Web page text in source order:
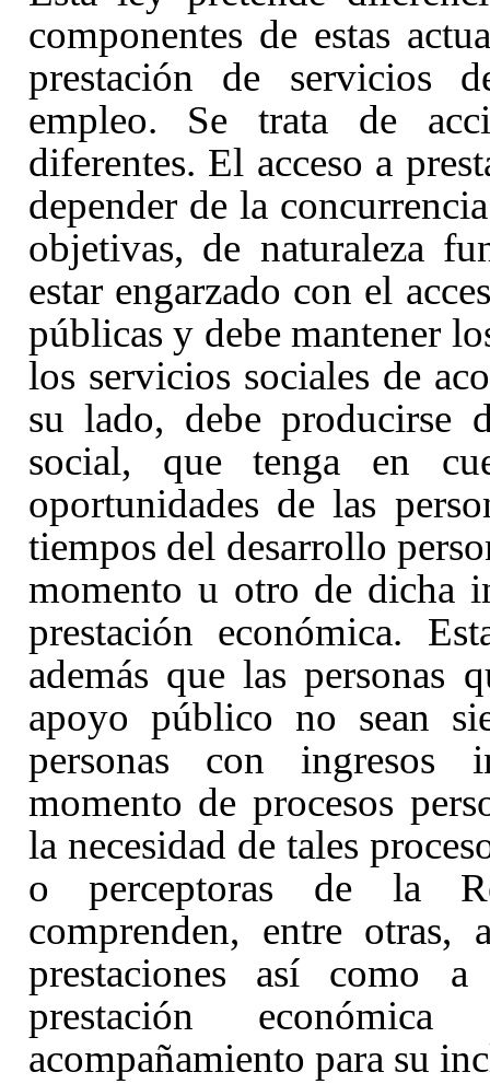
componentes de estas
prestación de servicios
empleo. Se trata de
diferentes. El acceso a
depender de la
objetivas, de naturaleza
estar engarzado con el
públicas y debe mantener
los servicios sociales de
su lado, debe producirse
social, que tenga en
oportunidades de las
tiempos del desarrollo
momento u otro de dicha
prestación económica.
además que las
apoyo público no sean
personas con ingresos
momento de procesos
la necesidad de tales
o perceptoras de la
comprenden, entre otras,
prestaciones así como
prestación
acompañamiento para su